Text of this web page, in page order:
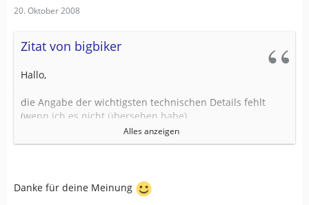
20. Oktober 2008
Zitat von bigbiker
Hallo,
die Angabe der wichtigsten technischen Details fehlt
(wenn ich es nicht übersehen habe)
1. Anzahl der möglichen Trackpunkte
Daher würde ich ihn nicht kaufen.
Alles anzeigen
Danke für deine Meinung